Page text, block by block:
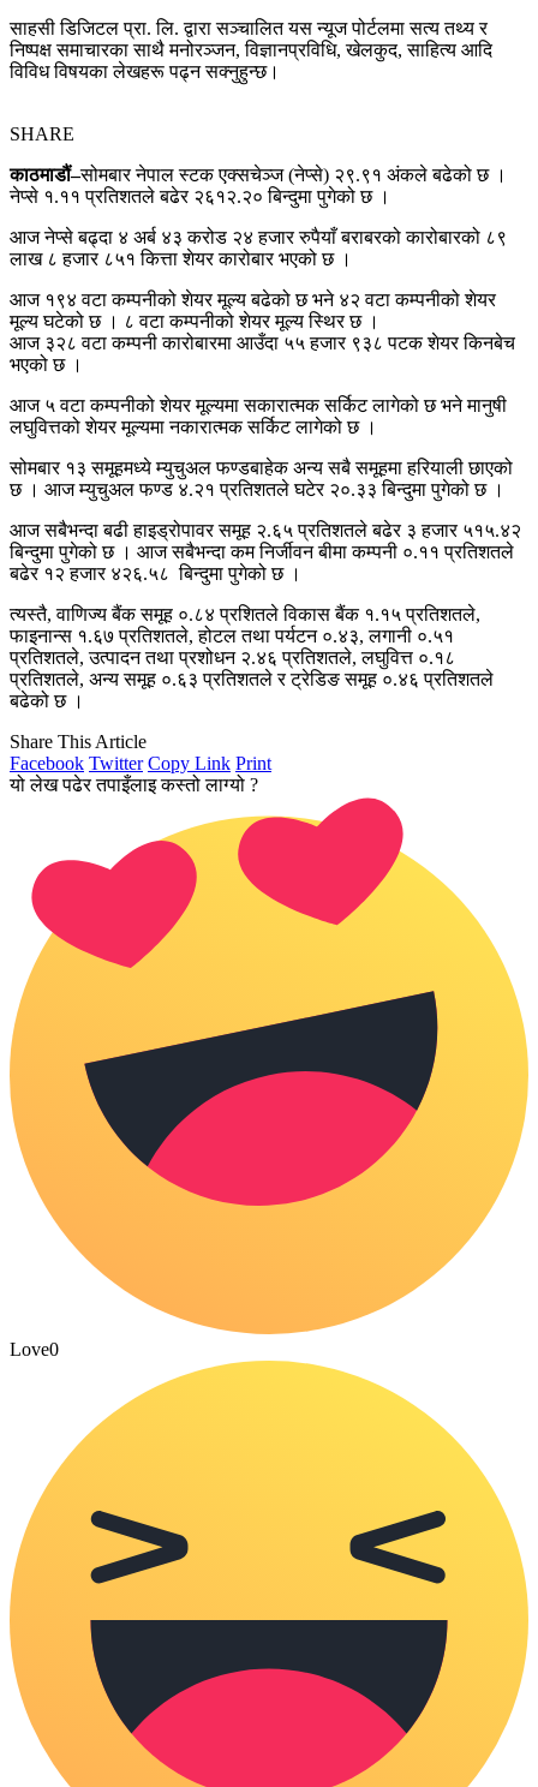
साहसी डिजिटल प्रा. लि. द्वारा सञ्चालित यस न्यूज पोर्टलमा सत्य तथ्य र
निष्पक्ष समाचारका साथै मनोरञ्जन, विज्ञानप्रविधि, खेलकुद, साहित्य आदि
विविध विषयका लेखहरू पढ्न सक्नुहुन्छ।
SHARE
काठमाडौं–सोमबार नेपाल स्टक एक्सचेञ्ज (नेप्से) २९.९१ अंकले बढेको छ ।
नेप्से १.११ प्रतिशतले बढेर २६१२.२० बिन्दुमा पुगेको छ ।
आज नेप्से बढ्दा ४ अर्ब ४३ करोड २४ हजार रुपैयाँ बराबरको कारोबारको ८९
लाख ८ हजार ८५१ कित्ता शेयर कारोबार भएको छ ।
आज १९४ वटा कम्पनीको शेयर मूल्य बढेको छ भने ४२ वटा कम्पनीको शेयर
मूल्य घटेको छ । ८ वटा कम्पनीको शेयर मूल्य स्थिर छ ।
आज ३२८ वटा कम्पनी कारोबारमा आउँदा ५५ हजार ९३८ पटक शेयर किनबेच
भएको छ ।
आज ५ वटा कम्पनीको शेयर मूल्यमा सकारात्मक सर्किट लागेको छ भने मानुषी
लघुवित्तको शेयर मूल्यमा नकारात्मक सर्किट लागेको छ ।
सोमबार १३ समूहमध्ये म्युचुअल फण्डबाहेक अन्य सबै समूहमा हरियाली छाएको
छ । आज म्युचुअल फण्ड ४.२१ प्रतिशतले घटेर २०.३३ बिन्दुमा पुगेको छ ।
आज सबैभन्दा बढी हाइड्रोपावर समूह २.६५ प्रतिशतले बढेर ३ हजार ५१५.४२
बिन्दुमा पुगेको छ । आज सबैभन्दा कम निर्जीवन बीमा कम्पनी ०.११ प्रतिशतले
बढेर १२ हजार ४२६.५८ बिन्दुमा पुगेको छ ।
त्यस्तै, वाणिज्य बैंक समूह ०.८४ प्रशितले विकास बैंक १.१५ प्रतिशतले,
फाइनान्स १.६७ प्रतिशतले, होटल तथा पर्यटन ०.४३, लगानी ०.५१
प्रतिशतले, उत्पादन तथा प्रशोधन २.४६ प्रतिशतले, लघुवित्त ०.१८
प्रतिशतले, अन्य समूह ०.६३ प्रतिशतले र ट्रेडिङ समूह ०.४६ प्रतिशतले
बढेको छ ।
Share This Article
Facebook Twitter Copy Link Print
यो लेख पढेर तपाइँलाइ कस्तो लाग्यो ?
Love0